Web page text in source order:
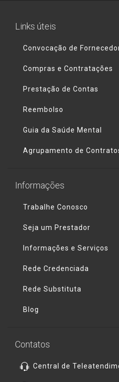
Links úteis
Convocação de
Compras e Contratações
Prestação de Contas
Reembolso
Guia da Saúde Mental
Agrupamento de
Informações
Trabalhe Conosco
Seja um Prestador
Informações e Serviços
Rede Credenciada
Rede Substituta
Blog
Contatos
Central de